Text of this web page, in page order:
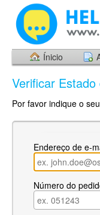
Ínicio
Verificar Estado
Por favor indique o
Endereço de e-
Número do